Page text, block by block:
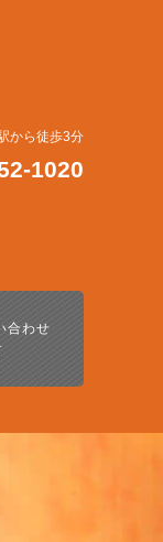
から徒歩3分
1020
合わせ